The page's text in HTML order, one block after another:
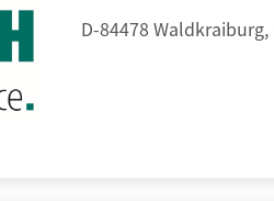
D-84478